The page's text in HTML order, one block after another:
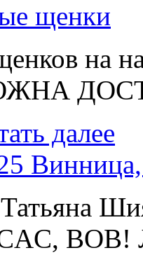
щенки
на
далее
Татьяна
CAC,